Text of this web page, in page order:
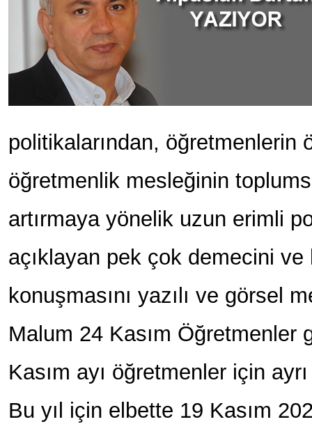
politikalarından, öğretmenlerin
öğretmenlik mesleğinin
artırmaya yönelik uzun erimli
açıklayan pek çok demecini
konuşmasını yazılı ve görsel
Malum 24 Kasım Öğretmenler
Kasım ayı öğretmenler için
Bu yıl için elbette 19 Kasım